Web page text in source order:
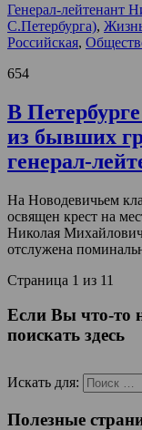
Генерал-лейтенант
С.Петербурга),
Российская,
654
В
из бывших
генерал-
На Новодевичьем
освящен крест на
Николая
отслужена
Страница 1 из 11
Если Вы что-то
поискать здесь
Искать для:
Полезные